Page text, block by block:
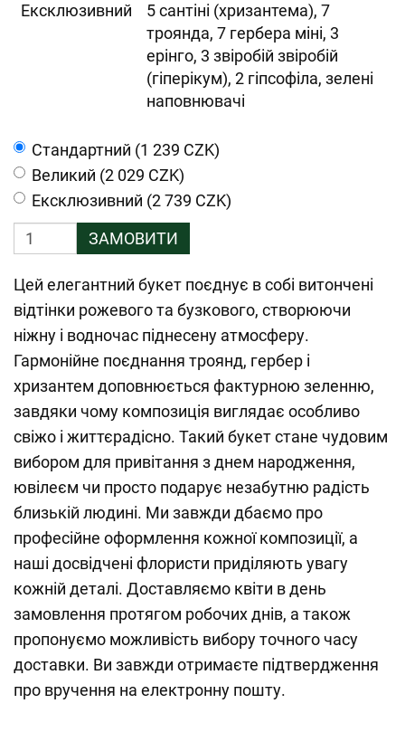
Ексклюзивний
5 сантіні (хризантема), 7
троянда, 7 гербера міні, 3
ерінго, 3 звіробій звіробій
(гіперікум), 2 гіпсофіла, зелені
наповнювачі
Cтандартний (1 239 CZK)
Великий (2 029 CZK)
Ексклюзивний (2 739 CZK)
ЗАМОВИТИ
Цей елегантний букет поєднує в собі витончені
відтінки рожевого та бузкового, створюючи
ніжну і водночас піднесену атмосферу.
Гармонійне поєднання троянд, гербер і
хризантем доповнюється фактурною зеленню,
завдяки чому композиція виглядає особливо
свіжо і життєрадісно. Такий букет стане чудовим
вибором для привітання з днем народження,
ювілеєм чи просто подарує незабутню радість
близькій людині. Ми завжди дбаємо про
професійне оформлення кожної композиції, а
наші досвідчені флористи приділяють увагу
кожній деталі. Доставляємо квіти в день
замовлення протягом робочих днів, а також
пропонуємо можливість вибору точного часу
доставки. Ви завжди отримаєте підтвердження
про вручення на електронну пошту.